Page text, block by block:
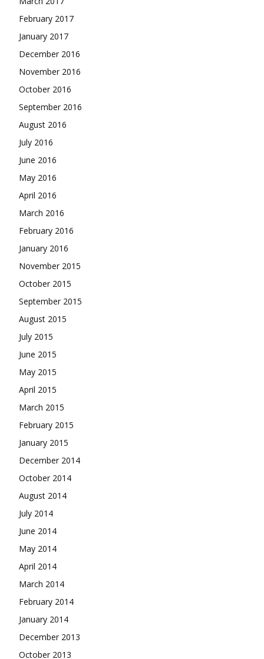
February 2017
January 2017
December 2016
November 2016
October 2016
September 2016
August 2016
July 2016
June 2016
May 2016
April 2016
March 2016
February 2016
January 2016
November 2015
October 2015
September 2015
August 2015
July 2015
June 2015
May 2015
April 2015
March 2015
February 2015
January 2015
December 2014
October 2014
August 2014
July 2014
June 2014
May 2014
April 2014
March 2014
February 2014
January 2014
December 2013
October 2013